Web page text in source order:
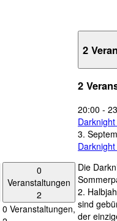
0
Veranstaltungen
2
0 Veranstaltungen,
2
2
20:00 -
3.
Die
2.
sind
der